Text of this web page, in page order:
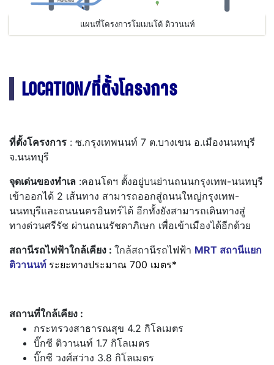
แผนที่โครงการโมเมนโต้ ติวานนท์
LOCATION/ที่ตั้งโครงการ
ที่ตั้งโครงการ : ซ.กรุงเทพนนท์ 7 ต.บางเขน อ.เมืองนนทบุรี
จ.นนทบุรี
จุดเด่นของทำเล :คอนโดฯ ตั้งอยู่บนย่านถนนกรุงเทพ-นนทบุรี
เข้าออกได้ 2 เส้นทาง สามารถออกสู่ถนนใหญ่กรุงเทพ-
นนทบุรีและถนนนครอินทร์ได้ อีกทั้งยังสามารถเดินทางสู่
ทางด่วนศรีรัช ผ่านถนนรัชดาภิเษก เพื่อเข้าเมืองได้อีกด้วย
สถานีรถไฟฟ้าใกล้เคียง : ใกล้สถานีรถไฟฟ้า MRT สถานีแยก
ติวานนท์ ระยะทางประมาณ 700 เมตร*
สถานที่ใกล้เคียง :
กระทรวงสาธารณสุข 4.2 กิโลเมตร
บิ๊กซี ติวานนท์ 1.7 กิโลเมตร
บิ๊กซี วงศ์สว่าง 3.8 กิโลเมตร